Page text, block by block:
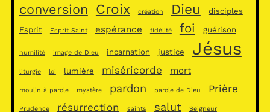
conversion Croix création Dieu disciples
Esprit Esprit Saint espérance fidélité foi guérison
humilité image de Dieu incarnation justice Jésus
liturgie loi lumière miséricorde mort
moulin à parole mystère pardon parole de Dieu Prière
Prudence résurrection saints salut Seigneur